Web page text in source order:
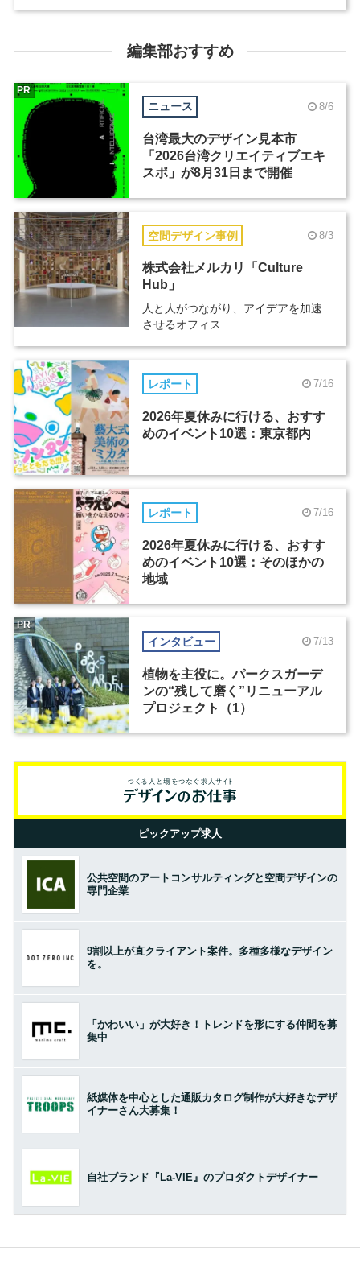
編集部おすすめ
ニュース 8/6
台湾最大のデザイン見本市
「2026台湾クリエイティブエキ
スポ」が8月31日まで開催
PR
空間デザイン事例 8/3
株式会社メルカリ「Culture
Hub」
人と人がつながり、アイデアを加速
させるオフィス
レポート 7/16
2026年夏休みに行ける、おすす
めのイベント10選：東京都内
レポート 7/16
2026年夏休みに行ける、おすす
めのイベント10選：そのほかの
地域
インタビュー 7/13
植物を主役に。パークスガーデ
ンの“残して磨く”リニューアル
プロジェクト（1）
PR
ピックアップ求人
公共空間のアートコンサルティングと空間デザインの
専門企業
9割以上が直クライアント案件。多種多様なデザイン
を。
「かわいい」が大好き！トレンドを形にする仲間を募
集中
紙媒体を中心とした通販カタログ制作が大好きなデザ
イナーさん大募集！
自社ブランド『La-VIE』のプロダクトデザイナー